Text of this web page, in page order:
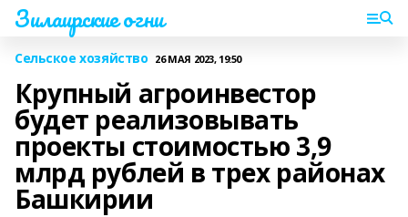
Зилаирские огни
Сельское хозяйство 26 МАЯ 2023, 19:50
Крупный агроинвестор
будет реализовывать
проекты стоимостью 3,9
млрд рублей в трех районах
Башкирии